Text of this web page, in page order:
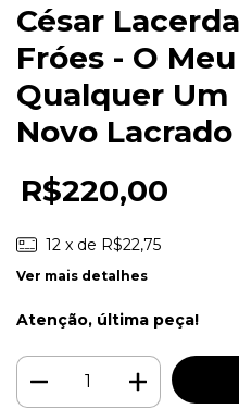
César
Fróes - O
Qualquer Um
Novo Lacrado
R$220,00
12 x de R$22,75
Ver mais detalhes
Atenção, última peça!